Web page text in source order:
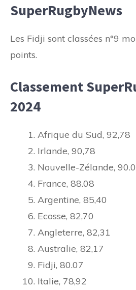
SuperRugbyNews
Les Fidji sont classées n°9
points.
Classement
2024
Afrique du Sud, 92,78
Irlande, 90,78
Nouvelle-Zélande,
France, 88.08
Argentine, 85,40
Ecosse, 82,70
Angleterre, 82,31
Australie, 82,17
Fidji, 80.07
Italie, 78,92